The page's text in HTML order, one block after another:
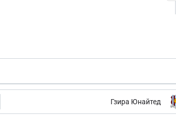
Гзира Юнайтед